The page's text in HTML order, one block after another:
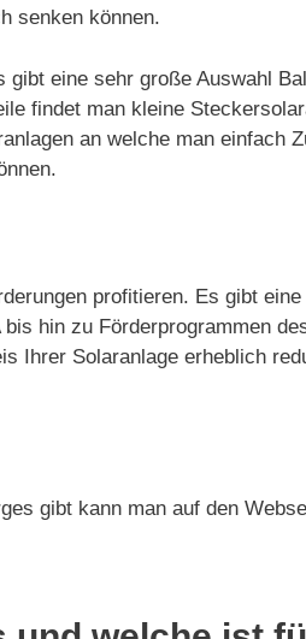
senken können.
eine sehr große Auswahl
findet man kleine
an welche man einfach
profitieren. Es gibt
hin zu Förderprogrammen
Ihrer Solaranlage erheblich
gibt kann man auf den